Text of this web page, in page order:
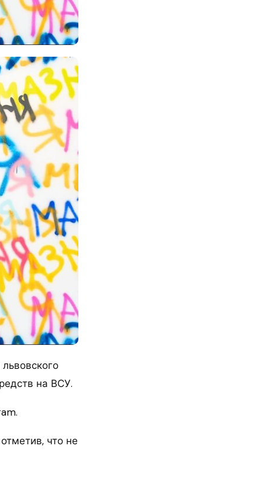
на ВСУ.
что не